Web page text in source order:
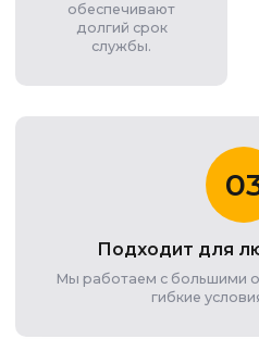
обеспечивают
долгий срок
службы.
Подходит для
Мы работаем с большими
гибкие